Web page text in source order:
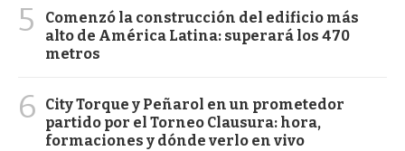
5
Comenzó la construcción del edificio más
alto de América Latina: superará los 470
metros
6
City Torque y Peñarol en un prometedor
partido por el Torneo Clausura: hora,
formaciones y dónde verlo en vivo